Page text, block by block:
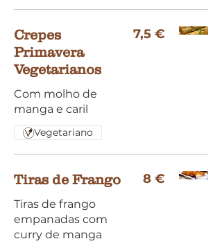
Crepes
Primavera
Vegetarianos
Com molho de
manga e caril
7,5 €
Vegetariano
Tiras de Frango
Tiras de frango
empanadas com
curry de manga
8 €